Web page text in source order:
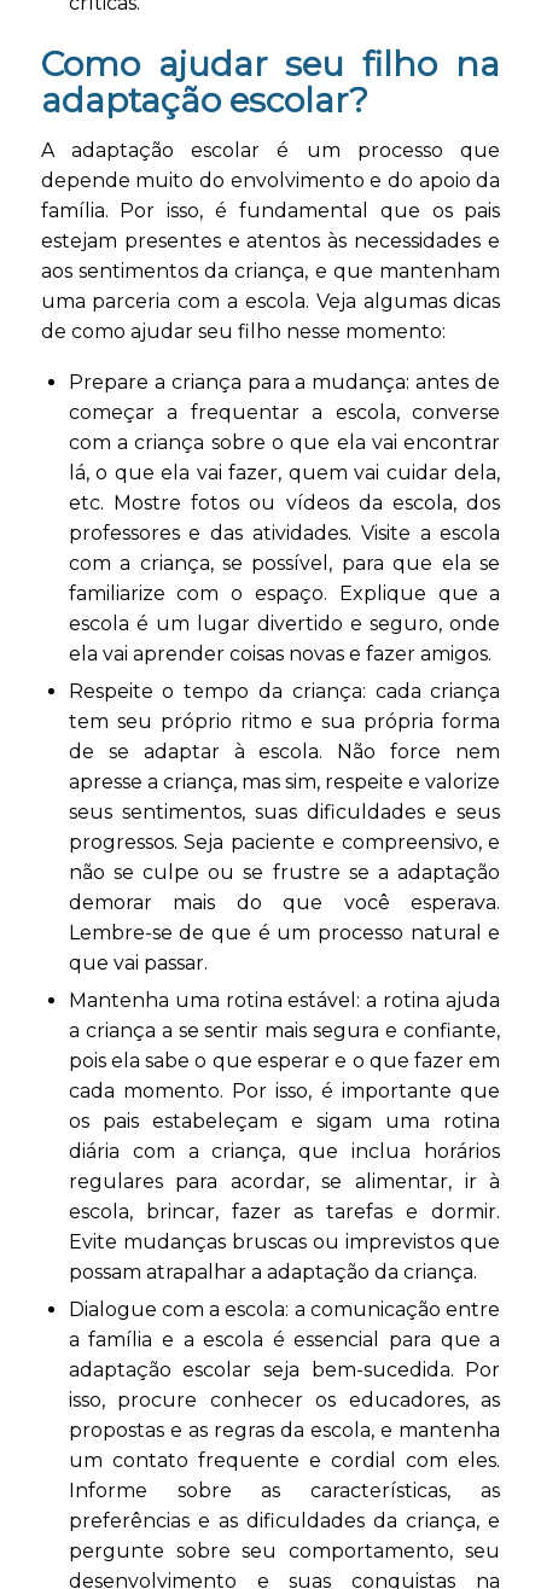
Como ajudar seu filho na
adaptação escolar?
A adaptação escolar é um processo que
depende muito do envolvimento e do apoio da
família. Por isso, é fundamental que os pais
estejam presentes e atentos às necessidades e
aos sentimentos da criança, e que mantenham
uma parceria com a escola. Veja algumas dicas
de como ajudar seu filho nesse momento:
Prepare a criança para a mudança: antes de
começar a frequentar a escola, converse
com a criança sobre o que ela vai encontrar
lá, o que ela vai fazer, quem vai cuidar dela,
etc. Mostre fotos ou vídeos da escola, dos
professores e das atividades. Visite a escola
com a criança, se possível, para que ela se
familiarize com o espaço. Explique que a
escola é um lugar divertido e seguro, onde
ela vai aprender coisas novas e fazer amigos.
Respeite o tempo da criança: cada criança
tem seu próprio ritmo e sua própria forma
de se adaptar à escola. Não force nem
apresse a criança, mas sim, respeite e valorize
seus sentimentos, suas dificuldades e seus
progressos. Seja paciente e compreensivo, e
não se culpe ou se frustre se a adaptação
demorar mais do que você esperava.
Lembre-se de que é um processo natural e
que vai passar.
Mantenha uma rotina estável: a rotina ajuda
a criança a se sentir mais segura e confiante,
pois ela sabe o que esperar e o que fazer em
cada momento. Por isso, é importante que
os pais estabeleçam e sigam uma rotina
diária com a criança, que inclua horários
regulares para acordar, se alimentar, ir à
escola, brincar, fazer as tarefas e dormir.
Evite mudanças bruscas ou imprevistos que
possam atrapalhar a adaptação da criança.
Dialogue com a escola: a comunicação entre
a família e a escola é essencial para que a
adaptação escolar seja bem-sucedida. Por
isso, procure conhecer os educadores, as
propostas e as regras da escola, e mantenha
um contato frequente e cordial com eles.
Informe sobre as características, as
preferências e as dificuldades da criança, e
pergunte sobre seu comportamento, seu
desenvolvimento e suas conquistas na